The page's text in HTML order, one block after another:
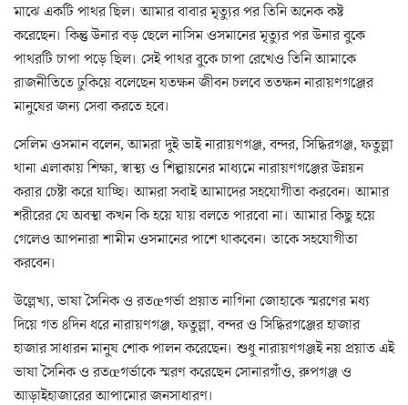
মাঝে একটি পাথর ছিল। আমার বাবার মৃত্যুর পর তিনি অনেক কষ্ট
করেছেন। কিন্তু উনার বড় ছেলে নাসিম ওসমানের মৃত্যুর পর উনার বুকে
পাথরটি চাপা পড়ে ছিল। সেই পাথর বুকে চাপা রেখেও তিনি আমাকে
রাজনীতিতে ঢুকিয়ে বলেছেন যতক্ষন জীবন চলবে ততক্ষন নারায়ণগঞ্জের
মানুষের জন্য সেবা করতে হবে।
সেলিম ওসমান বলেন, আমরা দুই ভাই নারায়ণগঞ্জ, বন্দর, সিদ্ধিরগঞ্জ, ফতুল্লা
থানা এলাকায় শিক্ষা, স্বাস্থ্য ও শিল্পায়নের মাধ্যমে নারায়ণগঞ্জের উন্নয়ন
করার চেষ্টা করে যাচ্ছি। আমরা সবাই আমাদের সহযোগীতা করবেন। আমার
শরীরের যে অবস্থা কখন কি হয়ে যায় বলতে পারবো না। আমার কিছু হয়ে
গেলেও আপনারা শামীম ওসমানের পাশে থাকবেন। তাকে সহযোগীতা
করবেন।
উল্লেখ্য, ভাষা সৈনিক ও রতœগর্ভা প্রয়াত নাগিনা জোহাকে স্মরণের মধ্য
দিয়ে গত ৪দিন ধরে নারায়ণগঞ্জ, ফতুল্লা, বন্দর ও সিদ্ধিরগঞ্জের হাজার
হাজার সাধারন মানুষ শোক পালন করেছেন। শুধু নারায়ণগঞ্জই নয় প্রয়াত এই
ভাষা সৈনিক ও রতœগর্ভাকে স্মরণ করেছেন সোনারগাঁও, রুপগঞ্জ ও
আড়াইহাজারের আপামোর জনসাধারণ।